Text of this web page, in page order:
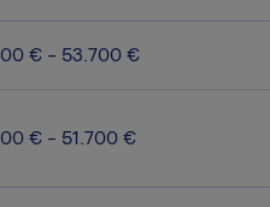
€ - 53.700 €
€ - 51.700 €